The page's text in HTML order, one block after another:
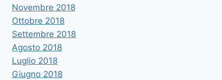
Novembre 2018
Ottobre 2018
Settembre 2018
Agosto 2018
Luglio 2018
Giugno 2018